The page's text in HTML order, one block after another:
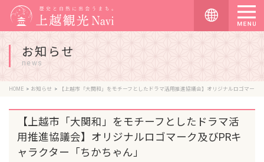
お知らせ
news
HOME お知らせ 【上越市「大関和」をモチーフとしたドラマ活用推進協議会】オリジナルロゴマーク及びPRキャラクター「ちかちゃん」
【上越市「大関和」をモチーフとしたドラマ活
用推進協議会】オリジナルロゴマーク及びPRキ
ャラクター「ちかちゃん」